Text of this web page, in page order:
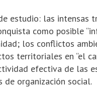
estudio: las intensas
como posible
los conflictos
territoriales en “el
efectiva de las
de organización social.